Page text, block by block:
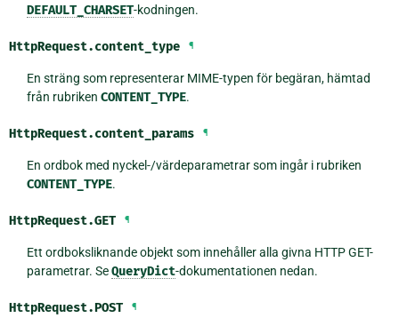
DEFAULT_CHARSET-kodningen.
HttpRequest.content_type ¶
En sträng som representerar MIME-typen för begäran, hämtad
från rubriken CONTENT_TYPE.
HttpRequest.content_params ¶
En ordbok med nyckel-/värdeparametrar som ingår i rubriken
CONTENT_TYPE.
HttpRequest.GET ¶
Ett ordboksliknande objekt som innehåller alla givna HTTP GET-
parametrar. SeQueryDict-dokumentationen nedan.
HttpRequest.POST ¶